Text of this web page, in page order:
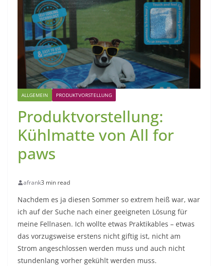
ALLGEMEIN PRODUKTVORSTELLUNG
Produktvorstellung:
Kühlmatte von All for
paws
afrank3 min read
Nachdem es ja diesen Sommer so extrem heiß war, war
ich auf der Suche nach einer geeigneten Lösung für
meine Fellnasen. Ich wollte etwas Praktikables – etwas
das vorzugsweise erstens nicht giftig ist, nicht am
Strom angeschlossen werden muss und auch nicht
stundenlang vorher gekühlt werden muss.